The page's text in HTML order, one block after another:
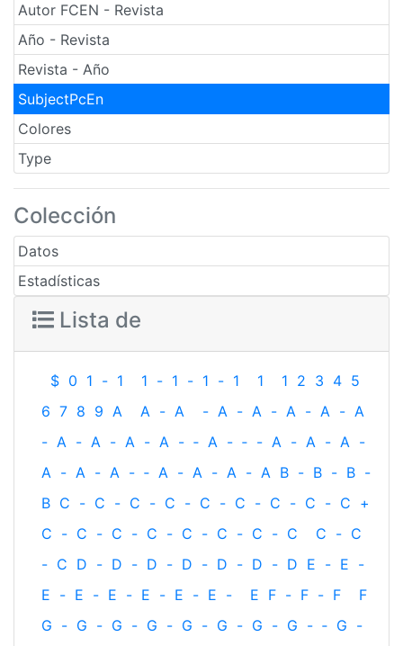
Autor FCEN - Revista
Año - Revista
Revista - Año
SubjectPcEn
Colores
Type
Colección
Datos
Estadísticas
Lista de
$ 0 1 - 1 1 - 1 - 1 - 1 1 1 2 3 4 5
6 7 8 9 A A - A - A - A - A - A - A
- A - A - A - A - ‐ A - ‐ - A - A - A -
A - A - A - ‐ A - A - A - A B - B - B -
B C - C - C - C - C - C - C - C - C +
C - C - C - C - C - C - C - C C - C
- C D - D - D - D - D - D - D E - E -
E - E - E - E - E - E - E F - F - F
F
G - G - G - G - G - G - G - G - ‐ G -